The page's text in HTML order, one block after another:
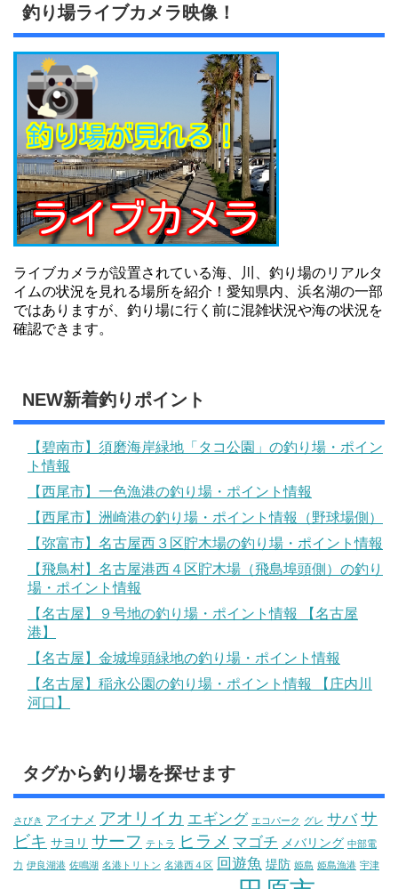
釣り場ライブカメラ映像！
ライブカメラが設置されている海、川、釣り場のリアルタ
イムの状況を見れる場所を紹介！愛知県内、浜名湖の一部
ではありますが、釣り場に行く前に混雑状況や海の状況を
確認できます。
NEW新着釣りポイント
【碧南市】須磨海岸緑地「タコ公園」の釣り場・ポイン
ト情報
【西尾市】一色漁港の釣り場・ポイント情報
【西尾市】洲崎港の釣り場・ポイント情報（野球場側）
【弥富市】名古屋西３区貯木場の釣り場・ポイント情報
【飛鳥村】名古屋港西４区貯木場（飛島埠頭側）の釣り
場・ポイント情報
【名古屋】９号地の釣り場・ポイント情報 【名古屋
港】
【名古屋】金城埠頭緑地の釣り場・ポイント情報
【名古屋】稲永公園の釣り場・ポイント情報 【庄内川
河口】
タグから釣り場を探せます
さびき アイナメ アオリイカ エギング エコパーク グレ サバ サ
ビキ サヨリ サーフ テトラ ヒラメ マゴチ メバリング 中部電
力 伊良湖港 佐鳴湖 名港トリトン 名港西４区 回遊魚 堤防 姫島 姫島漁港 宇津